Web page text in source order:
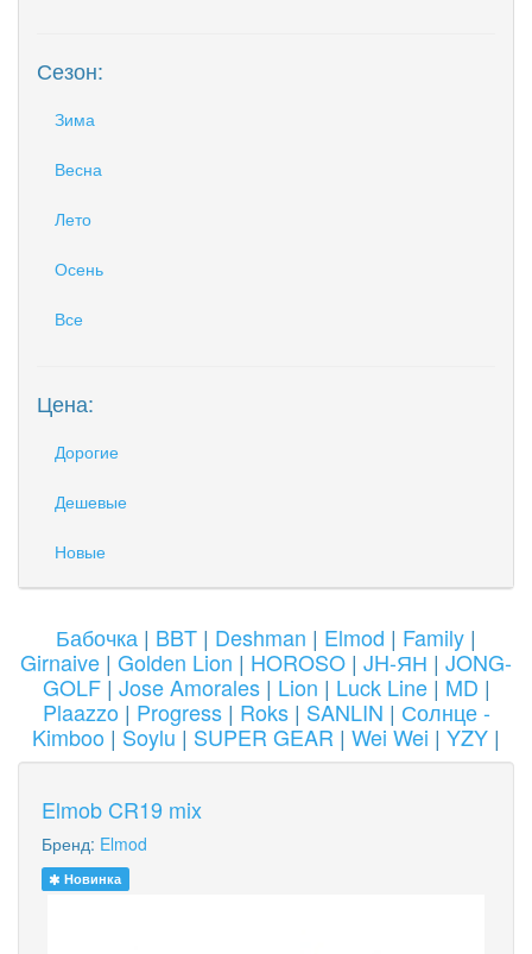
Сезон:
Зима
Весна
Лето
Осень
Все
Цена:
Дорогие
Дешевые
Новые
Бабочка | BBT | Deshman | Elmod | Family |
Girnaive | Golden Lion | HOROSO | JH-ЯН | JONG-
GOLF| Jose Amorales| Lion | Luck Line | MD |
Plaazzo | Progress| Roks| SANLIN | Солнце -
Kimboo | Soylu | SUPER GEAR | Wei Wei | YZY |
Elmob CR19 mix
Бренд: Elmod
Новинка